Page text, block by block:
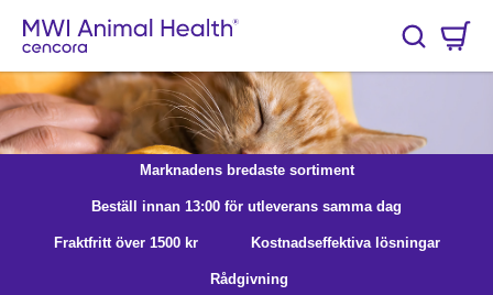
Hoppa till huvudinnehåll
Sök
Marknadens bredaste sortiment
Beställ innan 13:00 för utleverans samma dag
Fraktfritt över 1500 kr Kostnadseffektiva lösningar
Rådgivning